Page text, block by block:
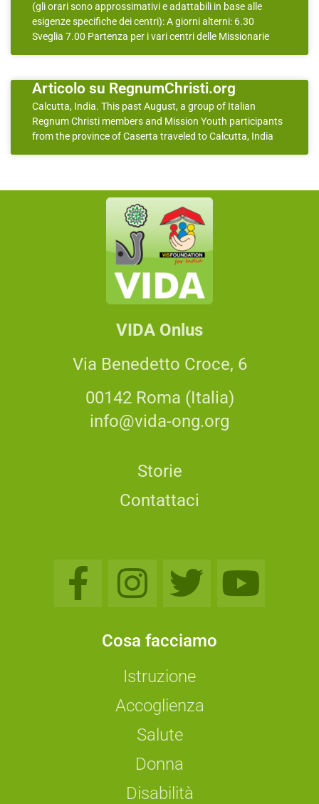
(gli orari sono approssimativi e adattabili in base alle
esigenze specifiche dei centri): A giorni alterni: 6.30
Sveglia 7.00 Partenza per i vari centri delle Missionarie
Articolo su RegnumChristi.org
Calcutta, India. This past August, a group of Italian
Regnum Christi members and Mission Youth participants
from the province of Caserta traveled to Calcutta, India
VIDA Onlus
Via Benedetto Croce, 6
00142 Roma (Italia)
info@vida-ong.org
Storie
Contattaci
Cosa facciamo
Istruzione
Accoglienza
Salute
Donna
Disabilità